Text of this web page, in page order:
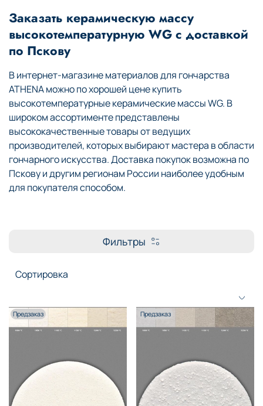
Заказать керамическую массу
высокотемпературную WG с доставкой
по Пскову
В интернет-магазине материалов для гончарства
ATHENA можно по хорошей цене купить
высокотемпературные керамические массы WG. В
широком ассортименте представлены
высококачественные товары от ведущих
производителей, которых выбирают мастера в области
гончарного искусства. Доставка покупок возможна по
Пскову и другим регионам России наиболее удобным
для покупателя способом.
Фильтры
Предзаказ Предзаказ